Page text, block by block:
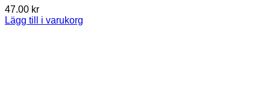
47.00 kr
Lägg till i varukorg